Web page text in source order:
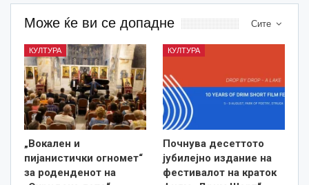
Сите
Може ќе ви се допадне
КУЛТУРА
„Вокален и
пијанистички огномет“
за роденденот на
КУЛТУРА
Почнува десеттото
јубилејно издание на
фестивалот на краток